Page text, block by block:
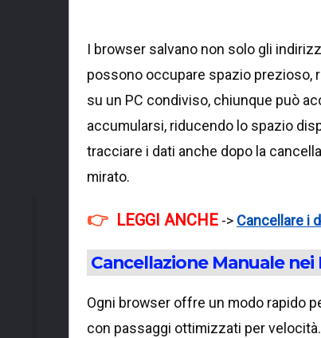
I browser salvano non solo gli
possono occupare spazio prezioso,
su un PC condiviso, chiunque può
accumularsi, riducendo lo spazio
tracciare i dati anche dopo la
mirato.
LEGGI ANCHE -> Cancellare i
Cancellazione Manuale
Ogni browser offre un modo rapido
con passaggi ottimizzati per velocità.